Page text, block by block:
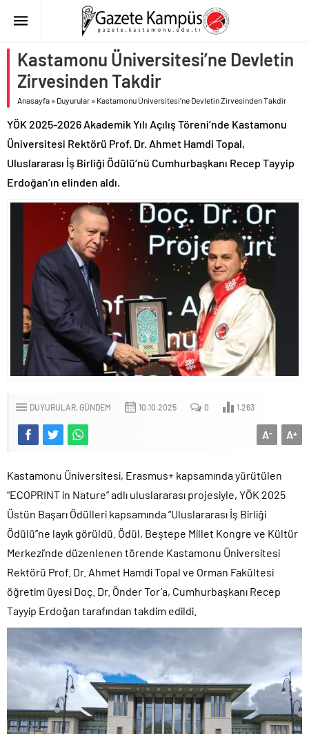
Kastamonu Üniversitesi’ne Devletin
Zirvesinden Takdir
Anasayfa » Duyurular » Kastamonu Üniversitesi’ne Devletin Zirvesinden Takdir
YÖK 2025-2026 Akademik Yılı Açılış Töreni’nde Kastamonu
Üniversitesi Rektörü Prof. Dr. Ahmet Hamdi Topal,
Uluslararası İş Birliği Ödülü‘nü Cumhurbaşkanı Recep Tayyip
Erdoğan’ın elinden aldı.
DUYURULAR GÜNDEM 10.10.2025 0 1.263
A+
A-
Kastamonu Üniversitesi, Erasmus+ kapsamında yürütülen
“ECOPRINT in Nature” adlı uluslararası projesiyle, YÖK 2025
Üstün Başarı Ödülleri kapsamında “Uluslararası İş Birliği
Ödülü”ne layık görüldü. Ödül, Beştepe Millet Kongre ve Kültür
Merkezi’nde düzenlenen törende Kastamonu Üniversitesi
Rektörü Prof. Dr. Ahmet Hamdi Topal ve Orman Fakültesi
öğretim üyesi Doç. Dr. Önder Tor’a, Cumhurbaşkanı Recep
Tayyip Erdoğan tarafından takdim edildi.